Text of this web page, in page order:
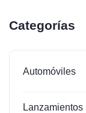
Categorías
Automóviles
Lanzamientos